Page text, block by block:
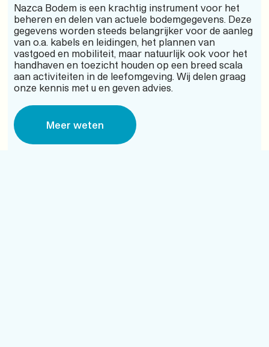
Nazca Bodem is een krachtig instrument voor het
beheren en delen van actuele bodemgegevens. Deze
gegevens worden steeds belangrijker voor de aanleg
van o.a. kabels en leidingen, het plannen van
vastgoed en mobiliteit, maar natuurlijk ook voor het
handhaven en toezicht houden op een breed scala
aan activiteiten in de leefomgeving. Wij delen graag
onze kennis met u en geven advies.
Meer weten